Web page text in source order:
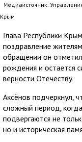
Медиаисточник:
Крым
Глава Республики
поздравление
обращении он
рождения и остается
верности Отечеству.
Аксёнов подчеркнул,
сложный период,
подвергаются не
но и историческая